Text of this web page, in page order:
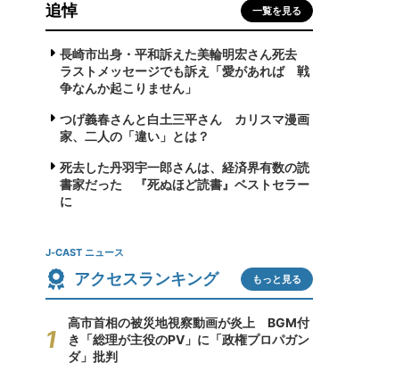
追悼 一覧を見る
長崎市出身・平和訴えた美輪明宏さん死去
ラストメッセージでも訴え「愛があれば 戦
争なんか起こりません」
つげ義春さんと白土三平さん カリスマ漫画
家、二人の「違い」とは？
死去した丹羽宇一郎さんは、経済界有数の読
書家だった 『死ぬほど読書』ベストセラー
に
J-CAST ニュース
アクセスランキング もっと見る
高市首相の被災地視察動画が炎上 BGM付
き「総理が主役のPV」に「政権プロパガン
ダ」批判